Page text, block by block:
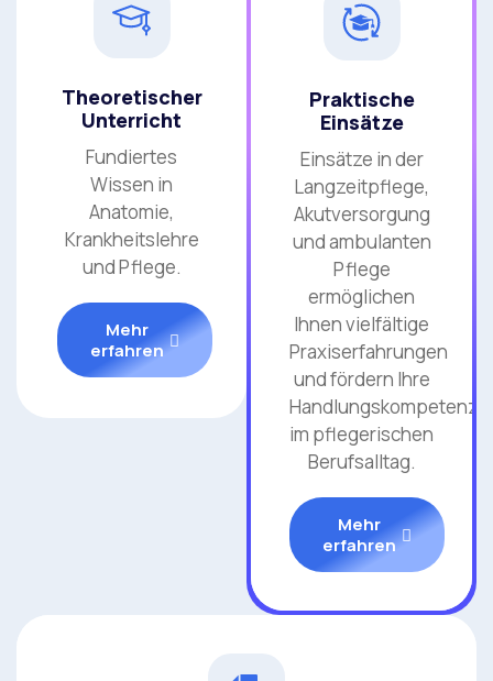
Theoretischer
Unterricht
Fundiertes
Wissen in
Anatomie,
Krankheitslehre
und Pflege.
Mehr
erfahren
Praktische
Einsätze
Einsätze in der
Langzeitpflege,
Akutversorgung
und ambulanten
Pflege
ermöglichen
Ihnen vielfältige
Praxiserfahrungen
und fördern Ihre
Handlungskompetenz
im pflegerischen
Berufsalltag.
Mehr
erfahren